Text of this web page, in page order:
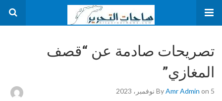
تصريحات صادمة عن “قصف
المغازي”
ByAmr Admin on 5 نوفمبر، 2023